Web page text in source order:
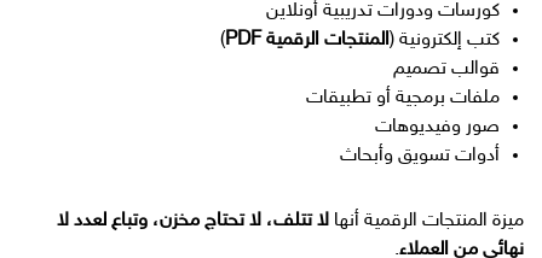
كورسات ودورات تدريبية أونلاين
كتب إلكترونية (المنتجات الرقمية PDF
)
قوالب تصميم
ملفات برمجية أو تطبيقات
صور وفيديوهات
أدوات تسويق وأبحاث
ميزة المنتجات الرقمية أنها لا تتلف، لا تحتاج مخزن، وتباع لعدد لا
نهائي من العملاء.